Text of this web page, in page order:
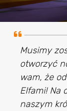
Musimy
otworzyć
wam, że
Elfami! Na
naszym